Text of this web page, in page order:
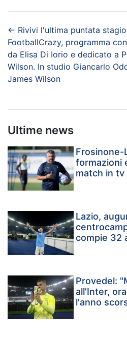
← Rivivi l'ultima puntata
FootballCrazy, programma
da Elisa Di Iorio e dedicato a
Wilson. In studio Giancarlo
James Wilson
Ultime news
Frosinone-
formazioni
match in
Lazio,
compie 32
Provedel:
all'Inter,
l'anno